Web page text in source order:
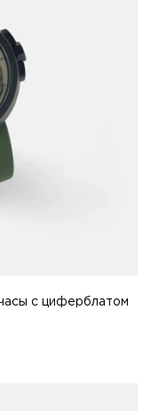
с циферблатом